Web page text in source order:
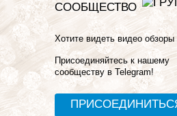
СООБЩЕСТВО
Хотите видеть видео обзоры
Присоединяйтесь к нашему
сообществу в Telegram!